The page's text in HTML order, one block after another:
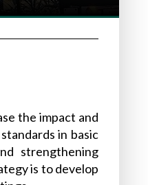
the impact and
in basic
strengthening
is to develop